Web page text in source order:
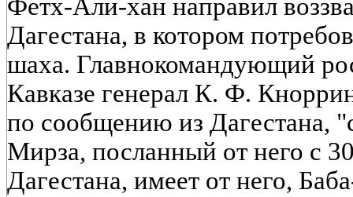
Фетх-Али-хан направил
Дагестана, в котором
шаха. Главнокомандующий
Кавказе генерал К. Ф.
по сообщению из Дагестана,
Мирза, посланный от него с
Дагестана, имеет от него,